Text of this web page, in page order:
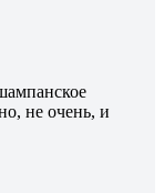
не очень, и